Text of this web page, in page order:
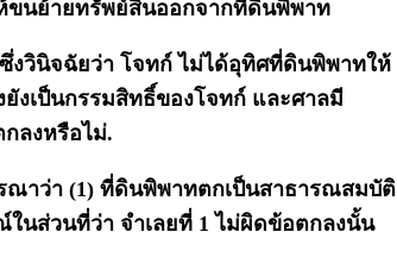
นย้ายทรัพย์สินออกจากที่ดินพิพาท
วินิจฉัยว่า โจทก์ ไม่ได้อุทิศที่ดินพิพาทให้
งเป็นกรรมสิทธิ์ของโจทก์ และศาลมี
ลงหรือไม่.
ณาว่า (1) ที่ดินพิพาทตกเป็นสาธารณสมบัติ
นส่วนที่ว่า จำเลยที่ 1 ไม่ผิดข้อตกลงนั้น